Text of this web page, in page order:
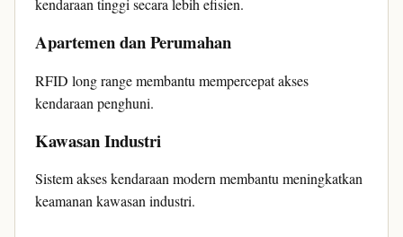
kendaraan tinggi secara lebih efisien.
Apartemen dan Perumahan
RFID long range membantu mempercepat akses
kendaraan penghuni.
Kawasan Industri
Sistem akses kendaraan modern membantu meningkatkan
keamanan kawasan industri.